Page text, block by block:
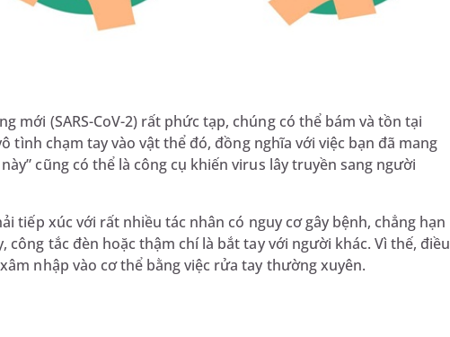
mới (SARS-CoV-2) rất phức tạp, chúng có thể bám và tồn tại
tình chạm tay vào vật thể đó, đồng nghĩa với việc bạn đã mang
cũng có thể là công cụ khiến virus lây truyền sang người
tiếp xúc với rất nhiều tác nhân có nguy cơ gây bệnh, chẳng hạn
tắc đèn hoặc thậm chí là bắt tay với người khác. Vì thế, điều
nhập vào cơ thể bằng việc rửa tay thường xuyên.